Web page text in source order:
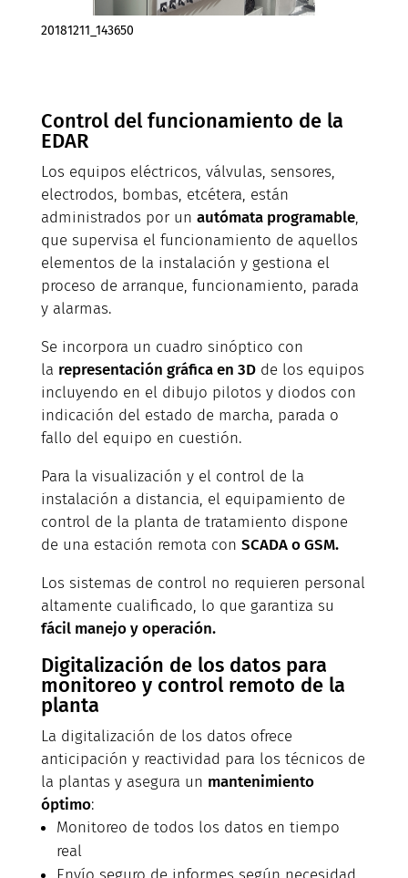
20181211_143650
Control del funcionamiento de la
EDAR
Los equipos eléctricos, válvulas, sensores,
electrodos, bombas, etcétera, están
administrados por un autómata programable,
que supervisa el funcionamiento de aquellos
elementos de la instalación y gestiona el
proceso de arranque, funcionamiento, parada
y alarmas.
Se incorpora un cuadro sinóptico con
la representación gráfica en 3Dde los equipos
incluyendo en el dibujo pilotos y diodos con
indicación del estado de marcha, parada o
fallo del equipo en cuestión.
Para la visualización y el control de la
instalación a distancia, el equipamiento de
control de la planta de tratamiento dispone
de una estación remota con SCADA o GSM.
Los sistemas de control no requieren personal
altamente cualificado, lo que garantiza su
fácil manejo y operación.
Digitalización de los datos para
monitoreo y control remoto de la
planta
La digitalización de los datos ofrece
anticipación y reactividad para los técnicos de
la plantas y asegura un mantenimiento
óptimo:
Monitoreo de todos los datos en tiempo
real